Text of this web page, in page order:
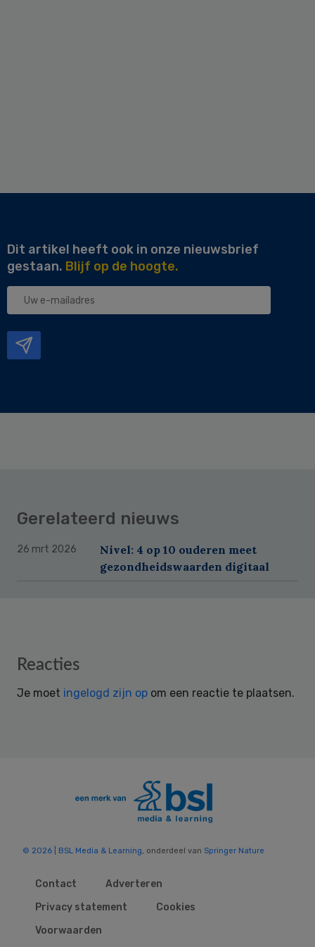
Dit artikel heeft ook in onze nieuwsbrief
gestaan. Blijf op de hoogte.
Uw
Gerelateerd nieuws
26 mrt 2026
Nivel: 4 op 10 ouderen meet
gezondheidswaarden digitaal
Reader
Reacties
Je moet ingelogd zijn op om een reactie te plaatsen.
© 2026 | BSL Media & Learning, onderdeel van Springer Nature
Contact
Adverteren
Privacy statement
Cookies
Voorwaarden